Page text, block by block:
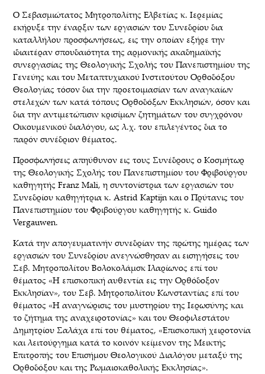
Ο Σεβασμιώτατος Μητροπολίτης Ελβετίας κ. Ιερεμίας
εκήρυξε την έναρξιν των εργασιών του Συνεδρίου δια
καταλλήλου προσφωνήσεως, εις την οποίαν εξήρε την
ιδιαιτέραν σπουδαιότητα της αρμονικής ακαδημαϊκής
συνεργασίας της Θεολογικής Σχολής του Πανεπιστημίου της
Γενεύης και του Μεταπτυχιακού Ινστιτούτου Ορθοδόξου
Θεολογίας τόσον δια την προετοιμασίαν των αναγκαίων
στελεχών των κατά τόπους Ορθοδόξων Εκκλησιών, όσον και
δια την αντιμετώπισιν κρισίμων ζητημάτων του συγχρόνου
Οικουμενικού διαλόγου, ως λ.χ. του επιλεγέντος δια το
παρόν συνέδριον θέματος.
Προσφωνήσεις απηύθυνον εις τους Συνέδρους ο Κοσμήτωρ
της Θεολογικής Σχολής του Πανεπιστημίου του Φριβούργου
καθηγητής Franz Mali, η συντονίστρια των εργασιών του
Συνεδρίου καθηγήτρια κ. Astrid Kaptijn και ο Πρύτανις του
Πανεπιστημίου του Φριβούργου καθηγητής κ. Guido
Vergauwen.
Κατά την απογευματινήν συνεδρίαν της πρώτης ημέρας των
εργασιών του Συνεδρίου ανεγνώσθησαν αι εισηγήσεις του
Σεβ. Μητροπολίτου Βολοκολάμσκ Ιλαρίωνος επί του
θέματος «Η επισκοπική αυθεντία εις την Ορθόδοξον
Εκκλησίαν», του Σεβ. Μητροπολίτου Κωνσταντίας επί του
θέματος «Η αναγνώρισις του μυστηρίου της Ιερωσύνης και
το ζήτημα της αναχειροτονίας» και του Θεοφιλεστάτου
Δημητρίου Σαλάχα επί του θέματος, «Επισκοπική χειροτονία
και λειτούργημα κατά το κοινόν κείμενον της Μεικτής
Επιτροπής του Επισήμου Θεολογικού Διαλόγου μεταξύ της
Ορθοδόξου και της Ρωμαιοκαθολικής Εκκλησίας».